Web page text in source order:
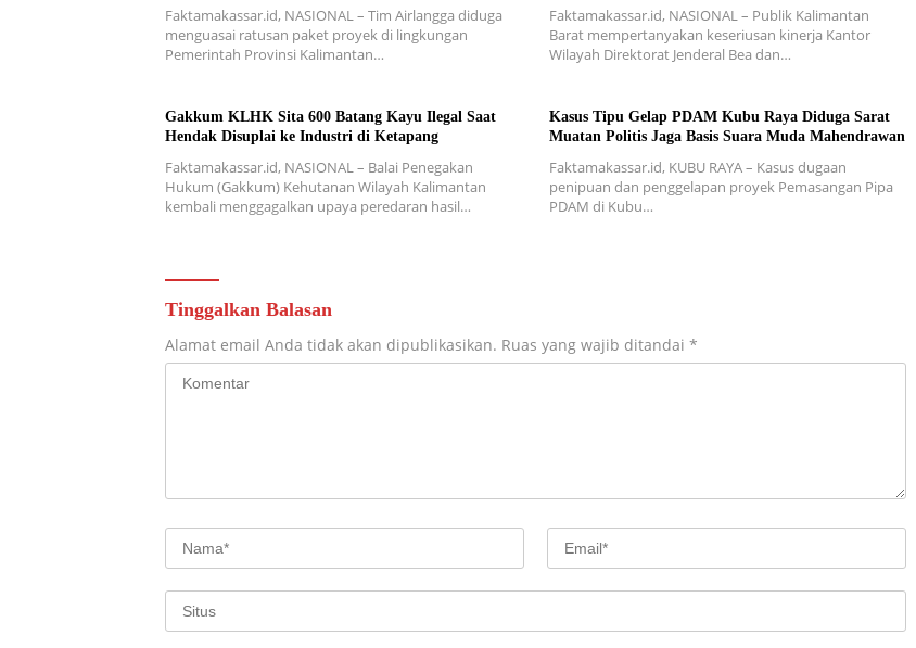
Faktamakassar.id, NASIONAL – Tim Airlangga diduga
menguasai ratusan paket proyek di lingkungan
Pemerintah Provinsi Kalimantan…
Faktamakassar.id, NASIONAL – Publik Kalimantan
Barat mempertanyakan keseriusan kinerja Kantor
Wilayah Direktorat Jenderal Bea dan…
Gakkum KLHK Sita 600 Batang Kayu Ilegal Saat
Hendak Disuplai ke Industri di Ketapang
Faktamakassar.id, NASIONAL – Balai Penegakan
Hukum (Gakkum) Kehutanan Wilayah Kalimantan
kembali menggagalkan upaya peredaran hasil…
Kasus Tipu Gelap PDAM Kubu Raya Diduga Sarat
Muatan Politis Jaga Basis Suara Muda Mahendrawan
Faktamakassar.id, KUBU RAYA – Kasus dugaan
penipuan dan penggelapan proyek Pemasangan Pipa
PDAM di Kubu…
Tinggalkan Balasan
Alamat email Anda tidak akan dipublikasikan. Ruas yang wajib ditandai *